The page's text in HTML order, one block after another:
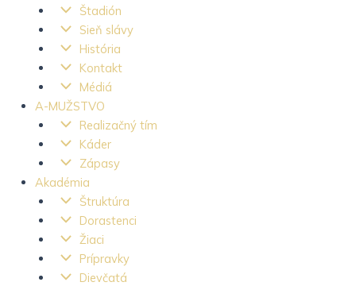
Štadión
Sieň slávy
História
Kontakt
Médiá
A-MUŽSTVO
Realizačný tím
Káder
Zápasy
Akadémia
Štruktúra
Dorastenci
Žiaci
Prípravky
Dievčatá